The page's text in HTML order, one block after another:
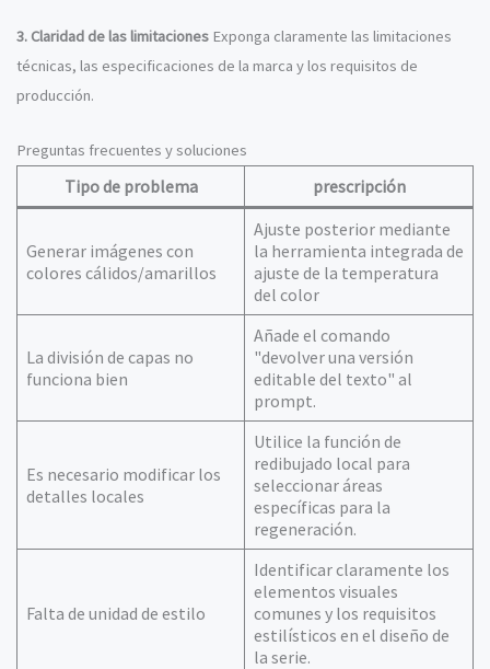
3. Claridad de las limitaciones Exponga claramente las limitaciones
técnicas, las especificaciones de la marca y los requisitos de
producción.
Preguntas frecuentes y soluciones
Tipo de problema prescripción
Generar imágenes con
colores cálidos/amarillos
Ajuste posterior mediante
la herramienta integrada de
ajuste de la temperatura
del color
La división de capas no
funciona bien
Añade el comando
"devolver una versión
editable del texto" al
prompt.
Es necesario modificar los
detalles locales
Utilice la función de
redibujado local para
seleccionar áreas
específicas para la
regeneración.
Falta de unidad de estilo
Identificar claramente los
elementos visuales
comunes y los requisitos
estilísticos en el diseño de
la serie.